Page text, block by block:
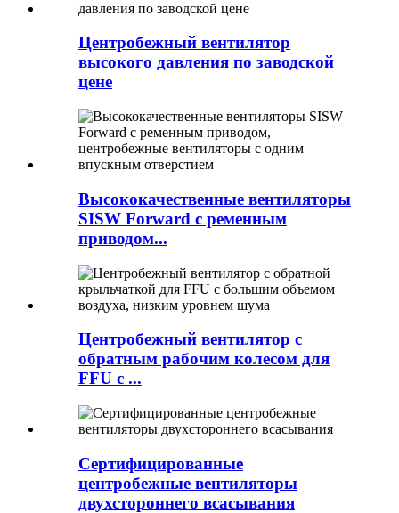
Центробежный вентилятор
высокого давления по заводской
цене
Высококачественные вентиляторы
SISW Forward с ременным
приводом...
Центробежный вентилятор с
обратным рабочим колесом для
FFU с ...
Сертифицированные
центробежные вентиляторы
двухстороннего всасывания